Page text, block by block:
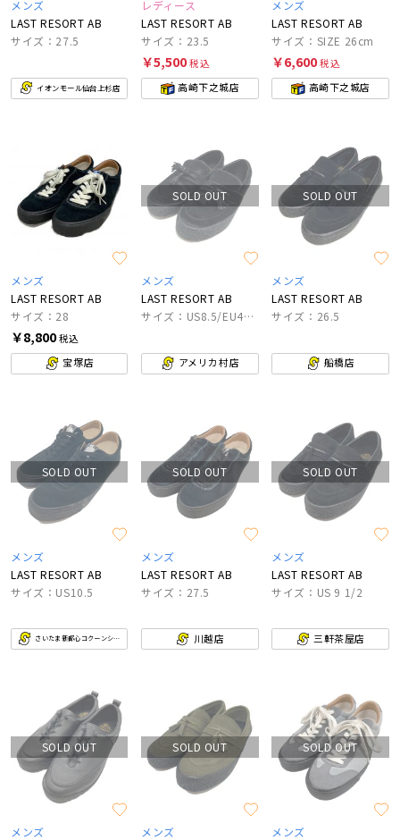
メンズ
LAST RESORT AB
サイズ：27.5
イオンモール仙台上杉店
レディース
LAST RESORT AB
サイズ：23.5
￥5,500税込
高崎下之城店
メンズ
LAST RESORT AB
サイズ：SIZE 26cm
￥6,600税込
高崎下之城店
メンズ
LAST RESORT AB
サイズ：28
￥8,800税込
宝塚店
SOLD OUT
メンズ
LAST RESORT AB
サイズ：US8.5/EU41/US W10/UK7.5/CM26.5
アメリカ村店
SOLD OUT
メンズ
LAST RESORT AB
サイズ：26.5
船橋店
SOLD OUT
メンズ
LAST RESORT AB
サイズ：US10.5
さいたま新都心コクーンシティ店
SOLD OUT
メンズ
LAST RESORT AB
サイズ：27.5
川越店
SOLD OUT
メンズ
LAST RESORT AB
サイズ：US 9 1/2
三軒茶屋店
SOLD OUT
メンズ
SOLD OUT
メンズ
SOLD OUT
メンズ